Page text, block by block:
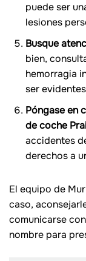
puede ser
lesiones
Busque
bien,
hemorragia
ser
Póngase en
de coche
accidentes
derechos a
El equipo de
caso,
comunicarse
nombre para